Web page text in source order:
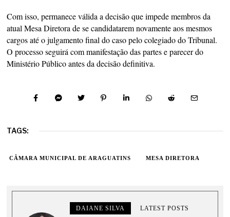
Com isso, permanece válida a decisão que impede membros da
atual Mesa Diretora de se candidatarem novamente aos mesmos
cargos até o julgamento final do caso pelo colegiado do Tribunal.
O processo seguirá com manifestação das partes e parecer do
Ministério Público antes da decisão definitiva.
TAGS:
CÂMARA MUNICIPAL DE ARAGUATINS MESA DIRETORA
DAIANE SILVA LATEST POSTS